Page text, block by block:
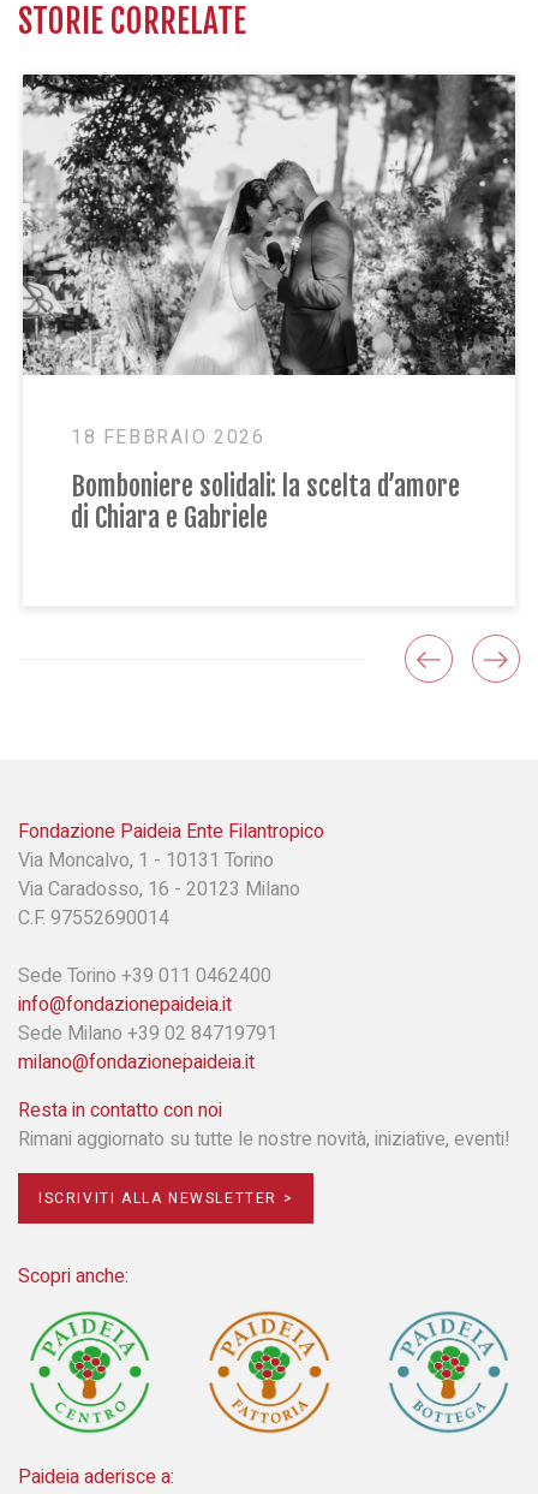
STORIE CORRELATE
25 OTTOBRE 2024
La scelta di Maria Grazia: “Una
donazione in memoria per
Fondazione Paideia Ente Filantropico
Via Moncalvo, 1 - 10131 Torino
Via Caradosso, 16 - 20123 Milano
C.F. 97552690014
Sede Torino +39 011 0462400
info@fondazionepaideia.it
Sede Milano +39 02 84719791
milano@fondazionepaideia.it
Resta in contatto con noi
Rimani aggiornato su tutte le nostre novità, iniziative, eventi!
ISCRIVITI ALLA NEWSLETTER >
Scopri anche:
Paideia aderisce a: